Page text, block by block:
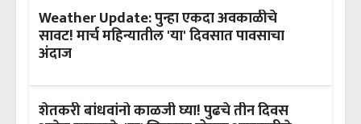
Weather Update: पुन्हा एकदा अवकाळीचे
सावट! मार्च महिन्यातील 'या' दिवसात पावसाचा
अंदाज
शेतकरी बांधवांनो काळजी घ्या! पुढचे तीन दिवस